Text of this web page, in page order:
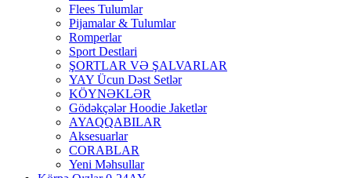
Flees Tulumlar
Pijamalar & Tulumlar
Romperlar
Sport Destlari
ŞORTLAR VƏ ŞALVARLAR
YAY Ücun Dəst Setlər
KÖYNƏKLƏR
Gödəkçələr Hoodie Jaketlər
AYAQQABILAR
Aksesuarlar
CORABLAR
Yeni Məhsullar